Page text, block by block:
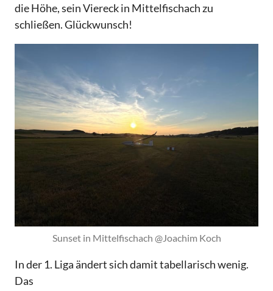
die Höhe, sein Viereck in Mittelfischach zu
schließen. Glückwunsch!
Sunset in Mittelfischach @Joachim Koch
In der 1. Liga ändert sich damit tabellarisch wenig.
Das